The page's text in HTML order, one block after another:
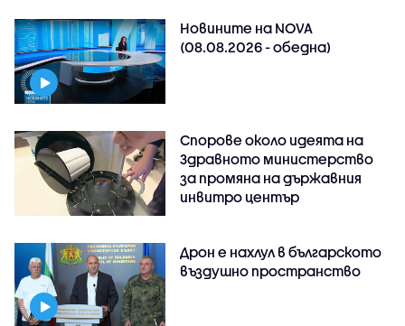
Новините на NOVA
(08.08.2026 - обедна)
Спорове около идеята на
Здравното министерство
за промяна на държавния
инвитро център
Дрон е нахлул в българското
въздушно пространство